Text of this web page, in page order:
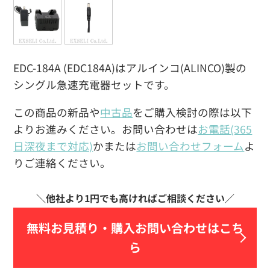
EDC-184A (EDC184A)はアルインコ(ALINCO)製の
シングル急速充電器セットです。
この商品の新品や中古品をご購入検討の際は以下
よりお進みください。お問い合わせはお電話(365
日深夜まで対応)かまたはお問い合わせフォームよ
りご連絡ください。
無料お見積り・ 購入お問い合わせはこち
ら